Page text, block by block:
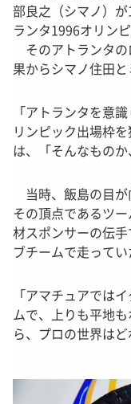
部良之（シマノ）
ランタ1996オリン
そのアトランタ
果からシマノ住田と
「アトランタを意
リンピック出場枠
は、「そんなものか
当時、飯島の目が
その頂点であるツ
材スポンサーの伝
ブチームで走ってい
「アマチュアでは
ムで、上りも平地
ら、プロの世界はど